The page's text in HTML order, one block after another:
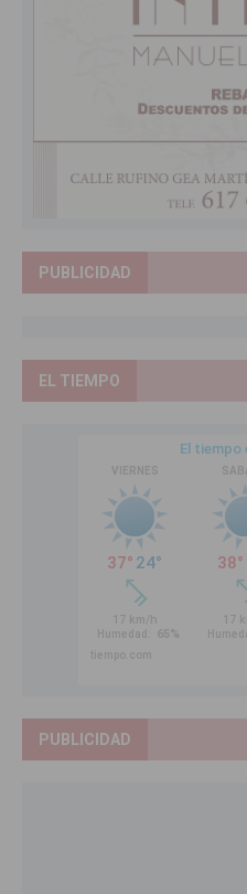
PUBLICIDAD
EL TIEMPO
PUBLICIDAD